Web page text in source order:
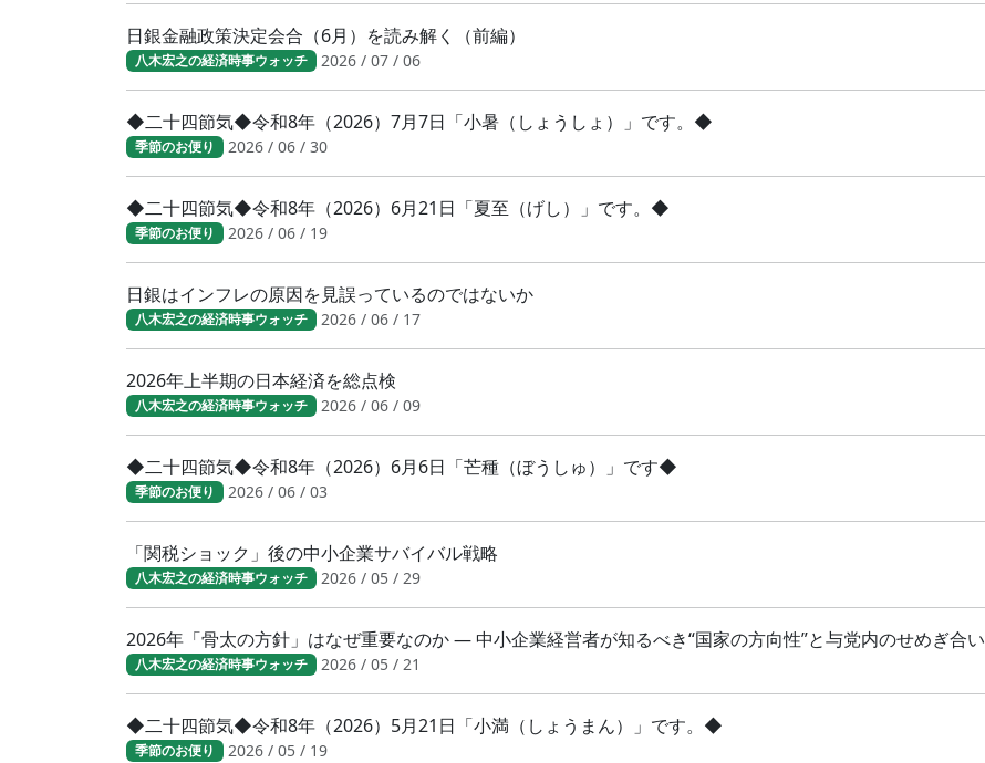
日銀金融政策決定会合（6月）を読み解く（前編）
八木宏之の経済時事ウォッチ 2026 / 07 / 06
◆二十四節気◆令和8年（2026）7月7日「小暑（しょうしょ）」です。◆
季節のお便り 2026 / 06 / 30
◆二十四節気◆令和8年（2026）6月21日「夏至（げし）」です。◆
季節のお便り 2026 / 06 / 19
日銀はインフレの原因を見誤っているのではないか
八木宏之の経済時事ウォッチ 2026 / 06 / 17
2026年上半期の日本経済を総点検
八木宏之の経済時事ウォッチ 2026 / 06 / 09
◆二十四節気◆令和8年（2026）6月6日「芒種（ぼうしゅ）」です◆
季節のお便り 2026 / 06 / 03
「関税ショック」後の中小企業サバイバル戦略
八木宏之の経済時事ウォッチ 2026 / 05 / 29
2026年「骨太の方針」はなぜ重要なのか ― 中小企業経営者が知るべき“国家の方向性”と与党内のせめぎ合い
八木宏之の経済時事ウォッチ 2026 / 05 / 21
◆二十四節気◆令和8年（2026）5月21日「小満（しょうまん）」です。◆
季節のお便り 2026 / 05 / 19